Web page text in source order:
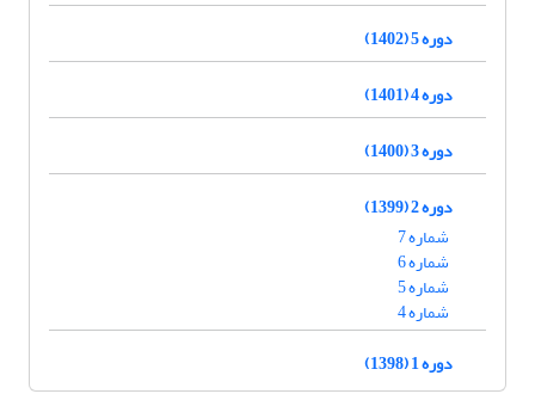
دوره 5 (1402)
دوره 4 (1401)
دوره 3 (1400)
دوره 2 (1399)
شماره 7
شماره 6
شماره 5
شماره 4
دوره 1 (1398)